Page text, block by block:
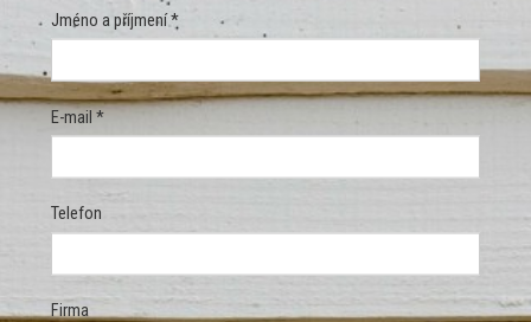
Jméno a příjmení *
E-mail *
Telefon
Firma